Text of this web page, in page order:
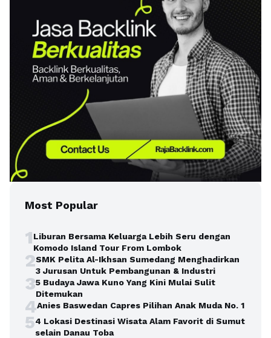
Most Popular
1Liburan Bersama Keluarga Lebih Seru dengan
Komodo Island Tour From Lombok
2SMK Pelita Al-Ikhsan Sumedang Menghadirkan
3 Jurusan Untuk Pembangunan & Industri
35 Budaya Jawa Kuno Yang Kini Mulai Sulit
Ditemukan
4Anies Baswedan Capres Pilihan Anak Muda No. 1
54 Lokasi Destinasi Wisata Alam Favorit di Sumut
selain Danau Toba